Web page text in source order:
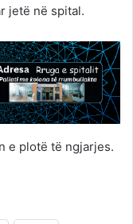
jetë në spital.
e plotë të ngjarjes.